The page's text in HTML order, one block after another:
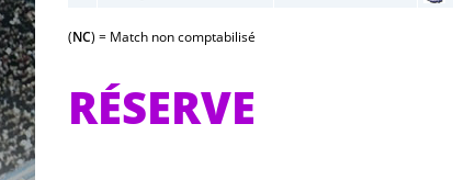
(NC) = Match non comptabilisé
RÉSERVE